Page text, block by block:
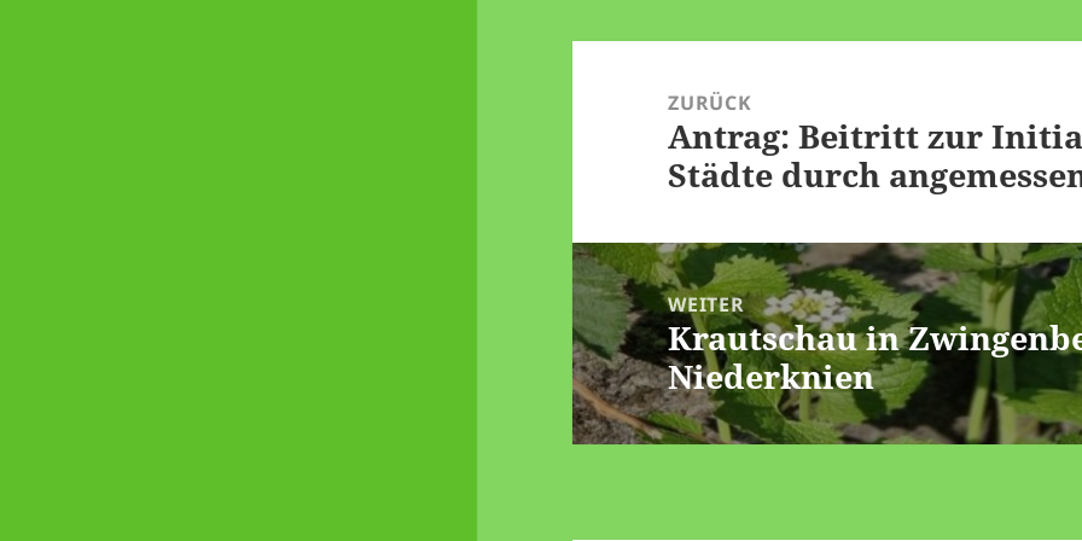
GUD)
mmlung am…
ZURÜCK
Vorheriger
Beitrag:
Antrag: Beitritt zur
Städte durch
WEITER
Nächster
Beitrag:
Krautschau in
Niederknien